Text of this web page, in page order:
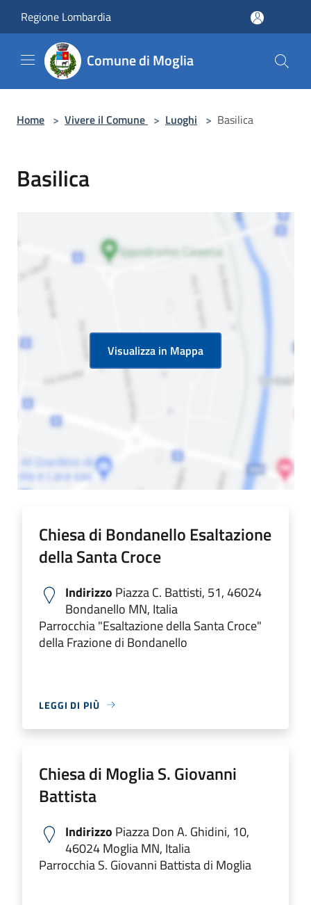
Regione Lombardia
Comune di Moglia
Home > Vivere il Comune > Luoghi > Basilica
Basilica
Visualizza in Mappa
Chiesa di Bondanello Esaltazione
della Santa Croce
Indirizzo Piazza C. Battisti, 51, 46024
Bondanello MN, Italia
Parrocchia "Esaltazione della Santa Croce"
della Frazione di Bondanello
LEGGI DI PIÙ
Chiesa di Moglia S. Giovanni
Battista
Indirizzo Piazza Don A. Ghidini, 10,
46024 Moglia MN, Italia
Parrocchia S. Giovanni Battista di Moglia